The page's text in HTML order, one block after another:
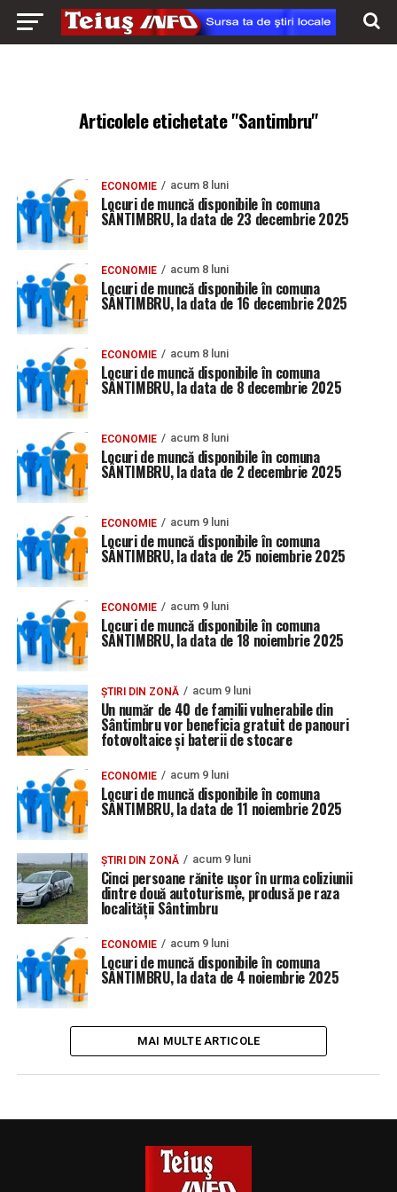
Articolele etichetate "Santimbru"
ECONOMIE acum 8 luni
Locuri de muncă disponibile în comuna
SÂNTIMBRU, la data de 23 decembrie 2025
ECONOMIE acum 8 luni
Locuri de muncă disponibile în comuna
SÂNTIMBRU, la data de 16 decembrie 2025
ECONOMIE acum 8 luni
Locuri de muncă disponibile în comuna
SÂNTIMBRU, la data de 8 decembrie 2025
ECONOMIE acum 8 luni
Locuri de muncă disponibile în comuna
SÂNTIMBRU, la data de 2 decembrie 2025
ECONOMIE acum 9 luni
Locuri de muncă disponibile în comuna
SÂNTIMBRU, la data de 25 noiembrie 2025
ECONOMIE acum 9 luni
Locuri de muncă disponibile în comuna
SÂNTIMBRU, la data de 18 noiembrie 2025
ȘTIRI DIN ZONĂ acum 9 luni
Un număr de 40 de familii vulnerabile din
Sântimbru vor beneficia gratuit de panouri
fotovoltaice și baterii de stocare
ECONOMIE acum 9 luni
Locuri de muncă disponibile în comuna
SÂNTIMBRU, la data de 11 noiembrie 2025
ȘTIRI DIN ZONĂ acum 9 luni
Cinci persoane rănite ușor în urma coliziunii
dintre două autoturisme, produsă pe raza
localității Sântimbru
ECONOMIE acum 9 luni
Locuri de muncă disponibile în comuna
SÂNTIMBRU, la data de 4 noiembrie 2025
MAI MULTE ARTICOLE